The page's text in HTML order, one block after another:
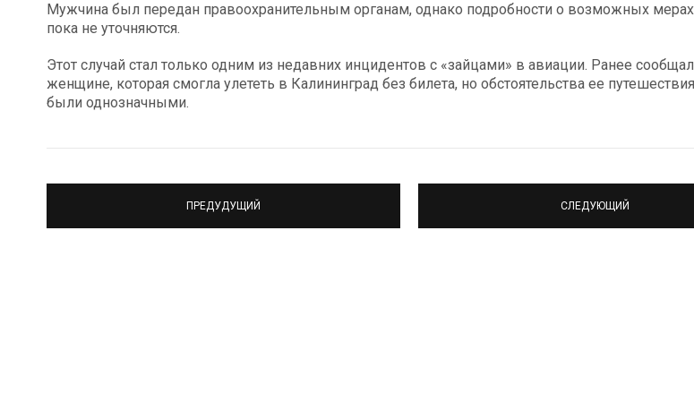
Мужчина был передан правоохранительным органам, однако подробности о возможных мерах
пока не уточняются.
Этот случай стал только одним из недавних инцидентов с «зайцами» в авиации. Ранее
женщине, которая смогла улететь в Калининград без билета, но обстоятельства ее
были однозначными.
ПРЕДУДУЩИЙ СЛЕДУЮЩИЙ